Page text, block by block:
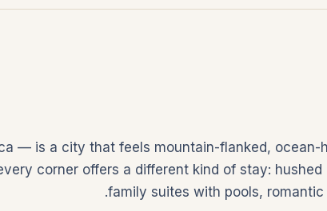
— is a city that feels mountain-flanked, ocean-
corner offers a different kind of stay:
family suites with pools,